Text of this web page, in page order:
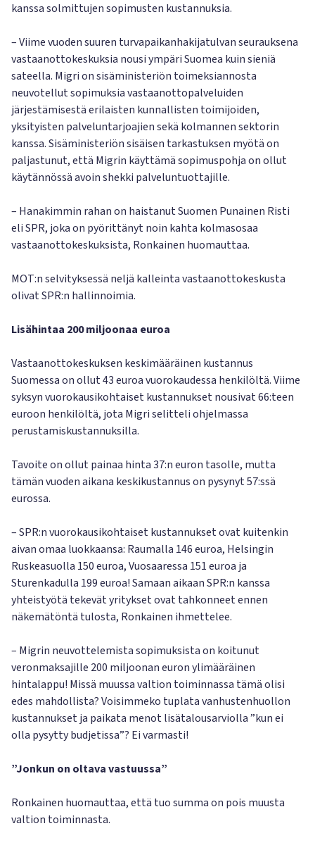
kanssa solmittujen sopimusten kustannuksia.
– Viime vuoden suuren turvapaikanhakijatulvan seurauksena
vastaanottokeskuksia nousi ympäri Suomea kuin sieniä
sateella. Migri on sisäministeriön toimeksiannosta
neuvotellut sopimuksia vastaanottopalveluiden
järjestämisestä erilaisten kunnallisten toimijoiden,
yksityisten palveluntarjoajien sekä kolmannen sektorin
kanssa. Sisäministeriön sisäisen tarkastuksen myötä on
paljastunut, että Migrin käyttämä sopimuspohja on ollut
käytännössä avoin shekki palveluntuottajille.
– Hanakimmin rahan on haistanut Suomen Punainen Risti
eli SPR, joka on pyörittänyt noin kahta kolmasosaa
vastaanottokeskuksista, Ronkainen huomauttaa.
MOT:n selvityksessä neljä kalleinta vastaanottokeskusta
olivat SPR:n hallinnoimia.
Lisähintaa 200 miljoonaa euroa
Vastaanottokeskuksen keskimääräinen kustannus
Suomessa on ollut 43 euroa vuorokaudessa henkilöltä. Viime
syksyn vuorokausikohtaiset kustannukset nousivat 66:teen
euroon henkilöltä, jota Migri selitteli ohjelmassa
perustamiskustannuksilla.
Tavoite on ollut painaa hinta 37:n euron tasolle, mutta
tämän vuoden aikana keskikustannus on pysynyt 57:ssä
eurossa.
– SPR:n vuorokausikohtaiset kustannukset ovat kuitenkin
aivan omaa luokkaansa: Raumalla 146 euroa, Helsingin
Ruskeasuolla 150 euroa, Vuosaaressa 151 euroa ja
Sturenkadulla 199 euroa! Samaan aikaan SPR:n kanssa
yhteistyötä tekevät yritykset ovat tahkonneet ennen
näkemätöntä tulosta, Ronkainen ihmettelee.
– Migrin neuvottelemista sopimuksista on koitunut
veronmaksajille 200 miljoonan euron ylimääräinen
hintalappu! Missä muussa valtion toiminnassa tämä olisi
edes mahdollista? Voisimmeko tuplata vanhustenhuollon
kustannukset ja paikata menot lisätalousarviolla ”kun ei
olla pysytty budjetissa”? Ei varmasti!
”Jonkun on oltava vastuussa”
Ronkainen huomauttaa, että tuo summa on pois muusta
valtion toiminnasta.